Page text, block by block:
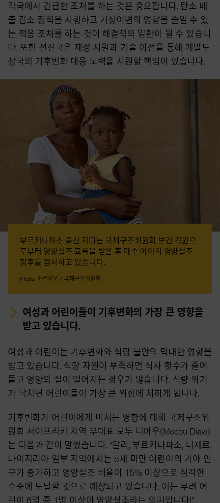
각국에서 긴급한 조처를 하는 것은 중요합니다. 탄소 배
출 감소 정책을 시행하고 기상이변의 영향을 줄일 수 있
는 적응 조처를 하는 것이 해결책의 일환이 될 수 있습니
다. 또한 선진국은 재정 지원과 기술 이전을 통해 개발도
상국의 기후변화 대응 노력을 지원할 책임이 있습니다.
부르키나파소 출신 지다는 국제구조위원회 보건 직원으
로부터 영양실조 교육을 받은 후 매주 아이의 영양실조
징후를 검사하고 있습니다.
Photo: 조르지오 / 국제구조위원회
여성과 어린이들이 기후변화의 가장 큰 영향을
받고 있습니다.
여성과 어린이는 기후변화와 식량 불안의 막대한 영향을
받고 있습니다. 식량 자원이 부족하면 식사 횟수가 줄어
들고 영양의 질이 떨어지는 경우가 많습니다. 식량 위기
가 닥치면 어린이들이 가장 큰 위험에 처하게 됩니다.
기후변화가 어린이에게 미치는 영향에 대해 국제구조위
원회 서아프리카 지역 부대표 모두 디아우(Modou Diaw)
는 다음과 같이 말했습니다. “말리, 부르키나파소, 니제르,
나이지리아 일부 지역에서는 5세 미만 어린이의 기아 인
구가 증가하고 영양실조 비율이 15% 이상으로 심각한
수준에 도달할 것으로 예상되고 있습니다. 이는 무려 어
린이 6명 중 1명 이상이 영양실조라는 의미입니다!”